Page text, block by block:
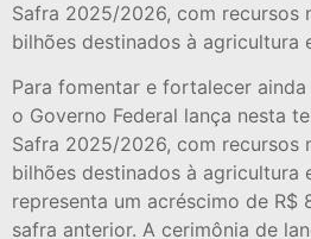
Safra 2025/2026, com recursos
bilhões destinados à agricultura
Para fomentar e fortalecer
o Governo Federal lança nesta
Safra 2025/2026, com recursos
bilhões destinados à agricultura
representa um acréscimo de R$
safra anterior. A cerimônia de